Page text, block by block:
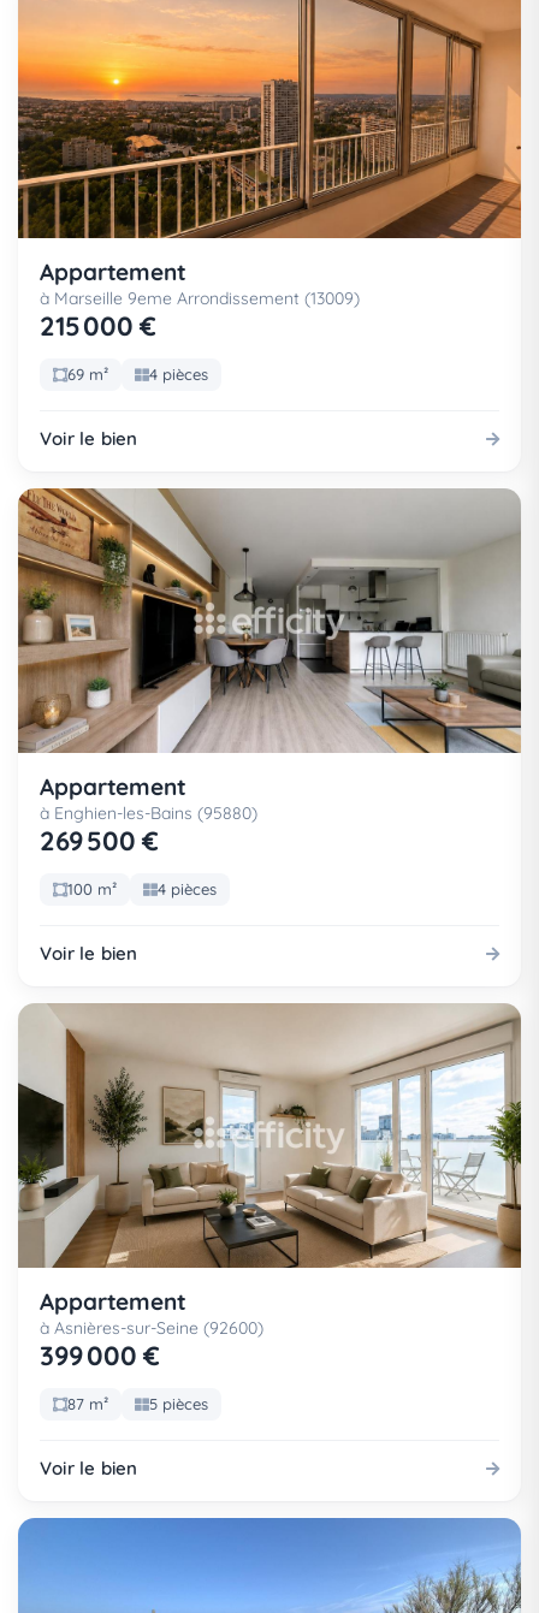
Appartement
à Marseille 9eme Arrondissement (13009)
215 000 €
69 m² 4 pièces
Voir le bien
Appartement
à Enghien-les-Bains (95880)
269 500 €
100 m² 4 pièces
Voir le bien
Appartement
à Asnières-sur-Seine (92600)
399 000 €
87 m² 5 pièces
Voir le bien